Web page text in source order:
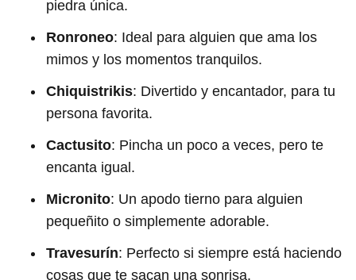
piedra única.
Ronroneo: Ideal para alguien que ama los
mimos y los momentos tranquilos.
Chiquistrikis: Divertido y encantador, para tu
persona favorita.
Cactusito: Pincha un poco a veces, pero te
encanta igual.
Micronito: Un apodo tierno para alguien
pequeñito o simplemente adorable.
Travesurín: Perfecto si siempre está haciendo
cosas que te sacan una sonrisa.